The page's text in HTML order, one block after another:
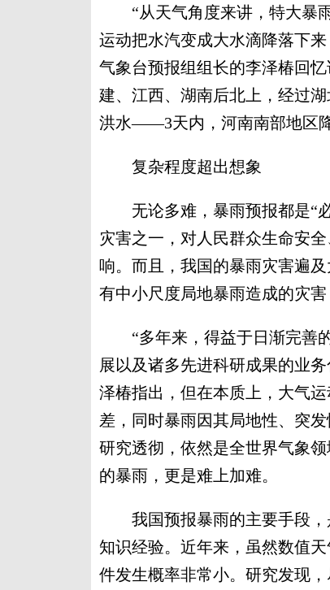
“从天气角度来讲，特大暴雨
运动把水汽变成大水滴降落下
气象台预报组组长的李泽椿回忆
建、江西、湖南后北上，经过
洪水——3天内，河南南部地区降
复杂程度超出想象
无论多难，暴雨预报都是“必
灾害之一，对人民群众生命安
响。而且，我国的暴雨灾害遍
有中小尺度局地暴雨造成的灾
“多年来，得益于日渐完善的
展以及诸多先进科研成果的业
泽椿指出，但在本质上，大气
差，同时暴雨因其局地性、突
研究透彻，依然是全世界气象
的暴雨，更是难上加难。
我国预报暴雨的主要手段，
知识经验。近年来，虽然数值
件发生概率非常小。研究发现